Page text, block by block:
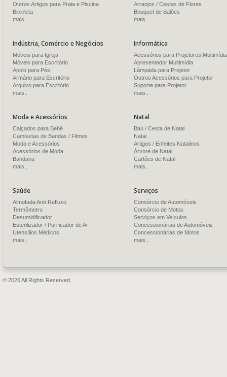
Outros Artigos para Praia e Piscina
Bicicleta
mais..
Arranjos / Cestas de Flores
Bouquet de Balões
mais..
Indústria, Comércio e Negócios
Móveis para Igreja
Móveis para Escritório
Apoio para Pés
Armário para Escritório
Arquivo para Escritório
mais..
Informática
Acessórios para Projetores Multimídia
Apresentador Multimídia
Lâmpada para Projetor
Outros Acessórios para Projetor
Suporte para Projetor
mais..
Moda e Acessórios
Calçados para Bebê
Camisetas de Bandas / Filmes
Moda e Acessórios
Acessórios de Moda
Bandana
mais..
Natal
Baú / Cesta de Natal
Natal
Artigos / Enfeites Natalinos
Árvore de Natal
Cartões de Natal
mais..
Saúde
Almofada Anti-Refluxo
Termômetro
Desumidificador
Esterilizador / Purificador de Ar
Utensílios Médicos
mais..
Serviços
Consórcio de Automóveis
Consórcio de Motos
Serviços em Veículos
Concessionárias de Automóveis
Concessionárias de Motos
mais..
© 2026 All Rights Reserved.